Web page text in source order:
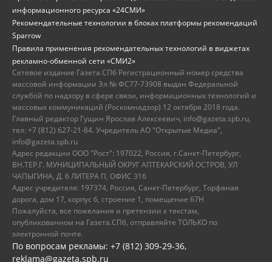
информационного ресурса «24СМИ»
Рекомендательные технологии в блоках платформы рекомендаций
Sparrow
Правила применения рекомендательных технологий в виджетах
рекламно-обменной сети «СМИ2»
Сетевое издание Газета.СПб Регистрационный номер средства
массовой информации Эл № ФС77-73908 выдан Федеральной
службой по надзору в сфере связи, информационных технологий и
массовых коммуникаций (Роскомнадзор) 12 октября 2018 года.
Главный редактор Гущин Ярослав Алексеевич, info@gazeta.spb.ru,
тел: +7 (812) 627-21-84. Учредитель АО "Открытые Медиа",
info@gazeta.spb.ru
Адрес редакции ООО "Рост": 197022, Россия, г.Санкт-Петербург,
ВН.ТЕР.Г. МУНИЦИПАЛЬНЫЙ ОКРУГ АПТЕКАРСКИЙ ОСТРОВ, УЛ
ЧАПЫГИНА, Д. 6 ЛИТЕРА П, ОФИС 316
Адрес учредителя: 197374, Россия, Санкт-Петербург, Торфяная
дорога, дом 17, корпус 6, строение 1, помещение 67Н
Пожалуйста, все пожелания и претензии к текстам,
опубликованном на Газета.СПб, отправляйте ТОЛЬКО по
электронной почте.
По вопросам рекламы: +7 (812) 309-29-36,
reklama@gazeta.spb.ru